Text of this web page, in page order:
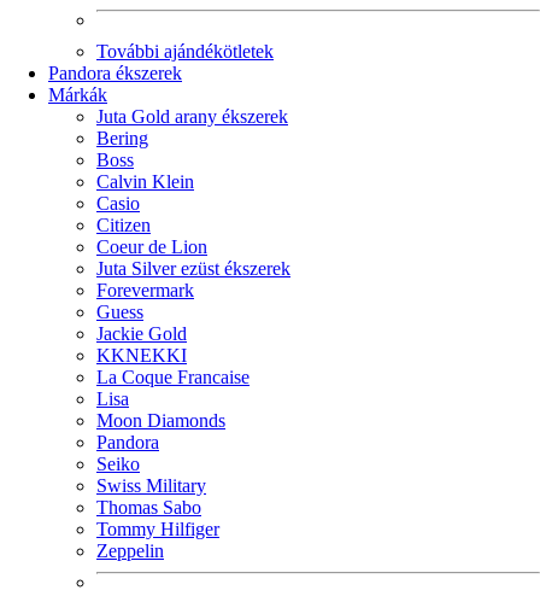
További ajándékötletek
Pandora ékszerek
Márkák
Juta Gold arany ékszerek
Bering
Boss
Calvin Klein
Casio
Citizen
Coeur de Lion
Juta Silver ezüst ékszerek
Forevermark
Guess
Jackie Gold
KKNEKKI
La Coque Francaise
Lisa
Moon Diamonds
Pandora
Seiko
Swiss Military
Thomas Sabo
Tommy Hilfiger
Zeppelin